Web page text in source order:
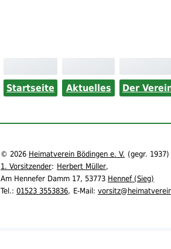
Startseite Aktuelles Der
© 2026 Heimatverein Bödingen e. V. (gegr. 1937)
1. Vorsitzender: Herbert Müller,
Am Hennefer Damm 17, 53773 Hennef (Sieg)
Tel.: 01523 3553836, E-Mail: